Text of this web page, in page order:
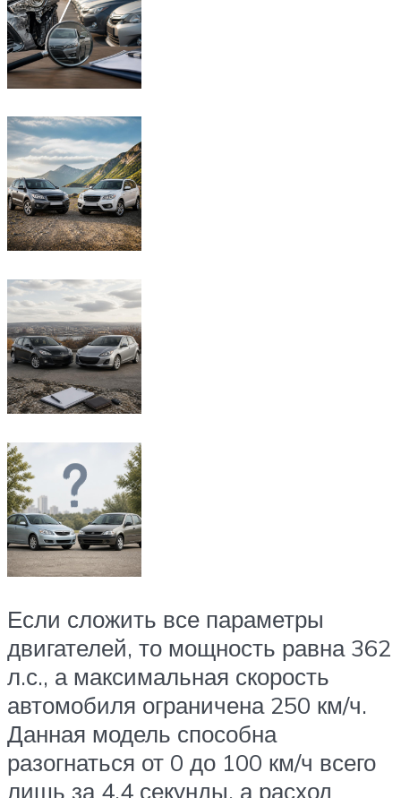
Если сложить все параметры
двигателей, то мощность равна 362
л.с., а максимальная скорость
автомобиля ограничена 250 км/ч.
Данная модель способна
разогнаться от 0 до 100 км/ч всего
лишь за 4.4 секунды, а расход